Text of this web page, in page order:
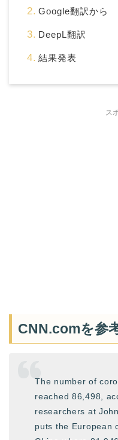
Google翻訳から
DeepL翻訳
結果発表
ス
CNN.comを参
The number of
reached 86,498,
researchers at
puts the European